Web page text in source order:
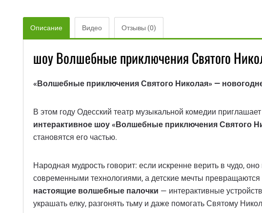
Описание Видео Отзывы (0)
шоу Волшебные приключения Святого
«Волшебные приключения Святого Николая» —
В этом году Одесский театр музыкальной комедии
интерактивное шоу «Волшебные приключения Святого
становятся его частью.
Народная мудрость говорит: если искренне верить в чудо,
современными технологиями, а детские мечты
настоящие волшебные палочки — интерактивные
украшать елку, разгонять тьму и даже помогать Святому